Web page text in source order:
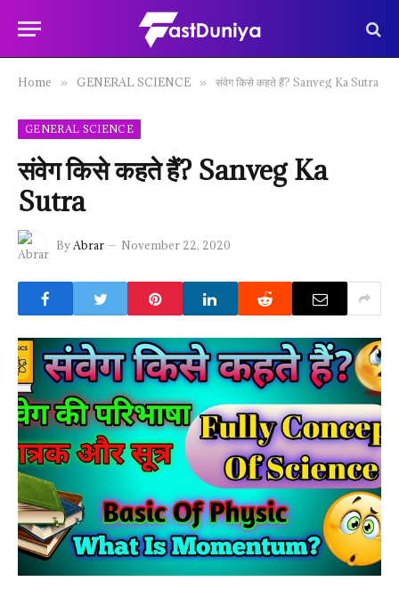
Home » GENERAL SCIENCE » संवेग किसे कहते हैं? Sanveg Ka Sutra
GENERAL SCIENCE
संवेग किसे कहते हैं? Sanveg Ka
Sutra
ByAbrar November 22, 2020